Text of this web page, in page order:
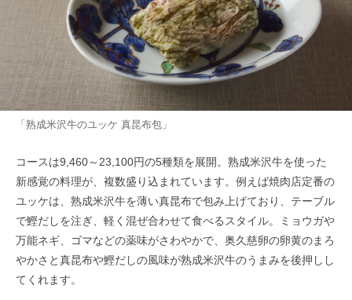
「熟成米沢牛のユッケ 真昆布包」
コースは9,460～23,100円の5種類を展開。熟成米沢牛を使った
新感覚の料理が、複数盛り込まれています。例えば焼肉店定番の
ユッケは、熟成米沢牛を薄い真昆布で包み上げており、テーブル
で鰹だしを注ぎ、軽く混ぜ合わせて食べるスタイル。ミョウガや
万能ネギ、ゴマなどの薬味がさわやかで、奥久慈卵の卵黄のまろ
やかさと真昆布や鰹だしの風味が熟成米沢牛のうまみを後押しし
てくれます。